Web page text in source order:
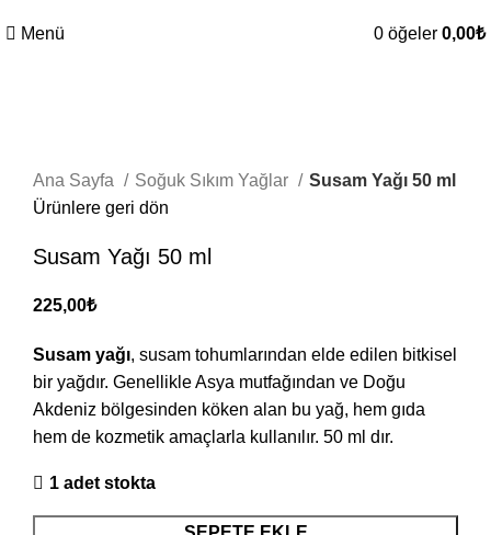
Menü 0 öğeler 0,00₺
Ana Sayfa
Soğuk Sıkım Yağlar
Susam Yağı 50 ml
Ürünlere geri dön
Susam Yağı 50 ml
225,00₺
Susam yağı, susam tohumlarından elde edilen bitkisel
bir yağdır. Genellikle Asya mutfağından ve Doğu
Akdeniz bölgesinden köken alan bu yağ, hem gıda
hem de kozmetik amaçlarla kullanılır. 50 ml dır.
1 adet stokta